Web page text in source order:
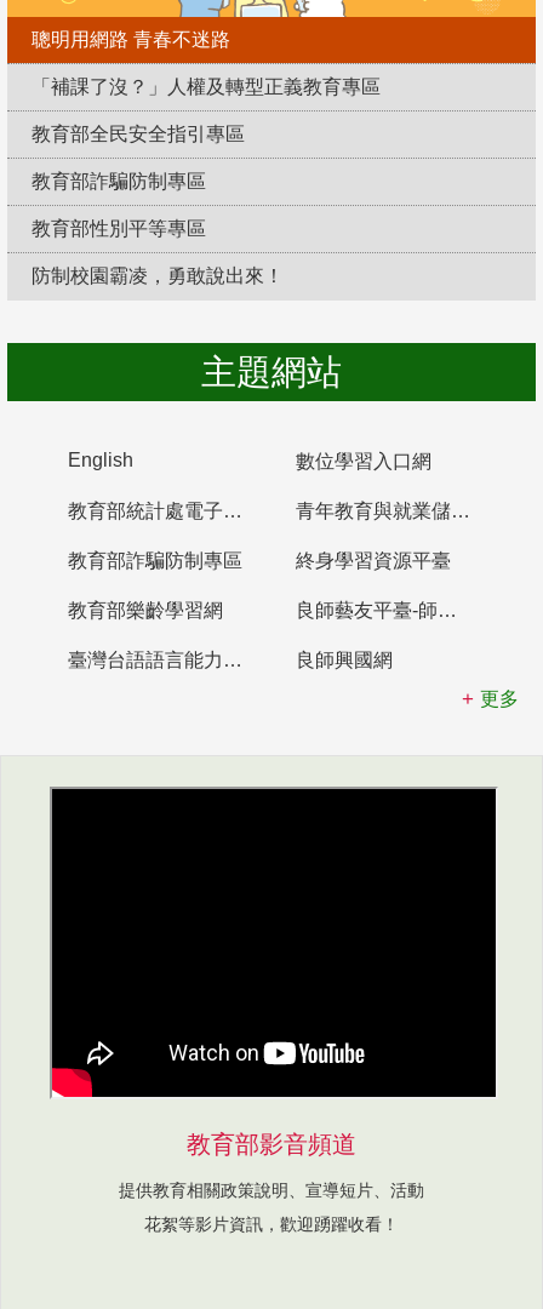
聰明用網路 青春不迷路
「補課了沒？」人權及轉型正義教育專區
教育部全民安全指引專區
教育部詐騙防制專區
教育部性別平等專區
防制校園霸凌，勇敢說出來！
主題網站
English 數位學習入口網
教育部統計處電子書櫃 青年教育與就業儲蓄帳戶
教育部詐騙防制專區 終身學習資源平臺
教育部樂齡學習網 良師藝友平臺-師資培育整合平臺
臺灣台語語言能力認證網站
良師興國網
更多
教育部影音頻道
提供教育相關政策說明、宣導短片、活動
花絮等影片資訊，歡迎踴躍收看！